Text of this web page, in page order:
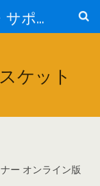
グローバル・ビズ・サポート株式会社
ケット
ー オンライン版